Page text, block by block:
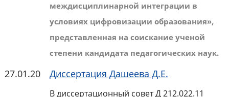
междисциплинарной интеграции в
условиях цифровизации образования»,
представленная на соискание ученой
степени кандидата педагогических наук.
27.01.20 Диссертация Дашеева Д.Е.
В диссертационный совет Д 212.022.11